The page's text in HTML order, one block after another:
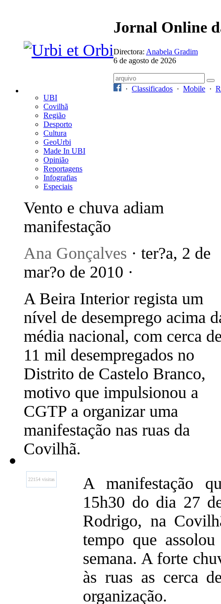
Jornal Online
Directora: Anabela Gradim
6 de agosto de 2026
· Classificados · Mobile ·
UBI
Covilhã
Região
Desporto
Cultura
GeoUrbi
Made In UBI
Opinião
Reportagens
Infografias
Especiais
Vento e chuva adiam
manifestação
Ana Gonçalves · ter?a, 2 de
mar?o de 2010 ·
A Beira Interior regista um
nível de desemprego acima
média nacional, com cerca
11 mil desempregados no
Distrito de Castelo Branco,
motivo que impulsionou a
CGTP a organizar uma
manifestação nas ruas da
Covilhã.
22154 visitas
A manifestação
15h30 do dia 27
Rodrigo, na
tempo que
semana. A forte
às ruas as cerca
organização.